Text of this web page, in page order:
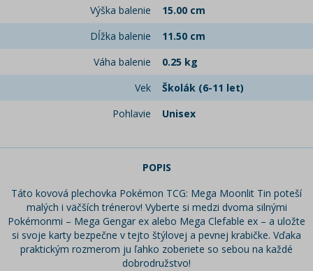
Výška balenie
15.00 cm
Dĺžka balenie
11.50 cm
Váha balenie
0.25 kg
Vek
Školák (6-11 let)
Pohlavie
Unisex
POPIS
Táto kovová plechovka Pokémon TCG: Mega Moonlit Tin poteší
malých i väčších trénerov! Vyberte si medzi dvoma silnými
Pokémonmi – Mega Gengar ex alebo Mega Clefable ex – a uložte
si svoje karty bezpečne v tejto štýlovej a pevnej krabičke. Vďaka
praktickým rozmerom ju ľahko zoberiete so sebou na každé
dobrodružstvo!